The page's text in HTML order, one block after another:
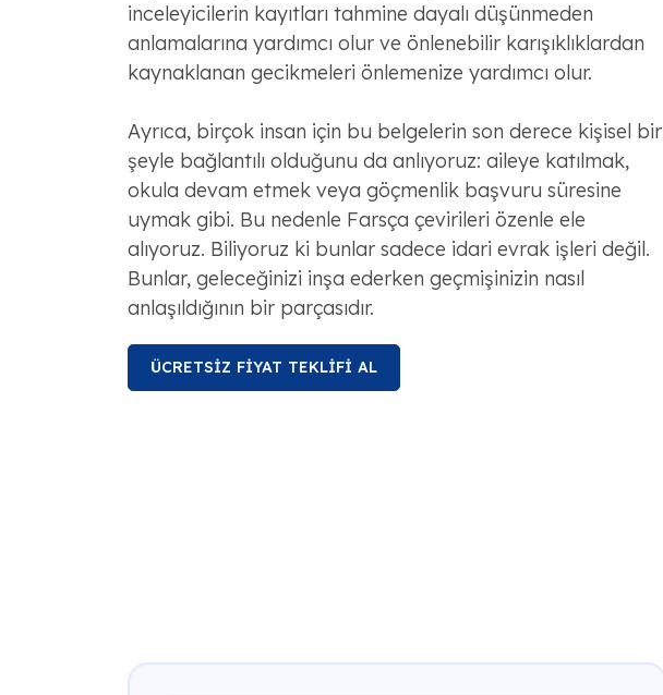
inceleyicilerin kayıtları tahmine dayalı düşünmeden
anlamalarına yardımcı olur ve önlenebilir karışıklıklardan
kaynaklanan gecikmeleri önlemenize yardımcı olur.
Ayrıca, birçok insan için bu belgelerin son derece kişisel bir
şeyle bağlantılı olduğunu da anlıyoruz: aileye katılmak,
okula devam etmek veya göçmenlik başvuru süresine
uymak gibi. Bu nedenle Farsça çevirileri özenle ele
alıyoruz. Biliyoruz ki bunlar sadece idari evrak işleri değil.
Bunlar, geleceğinizi inşa ederken geçmişinizin nasıl
anlaşıldığının bir parçasıdır.
ÜCRETSİZ FİYAT TEKLİFİ AL